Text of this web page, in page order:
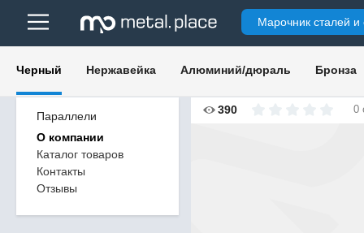
Марочник сталей и
Черный Нержавейка Алюминий/дюраль Бронза
Параллели
О компании
Каталог товаров
Контакты
Отзывы
390 0